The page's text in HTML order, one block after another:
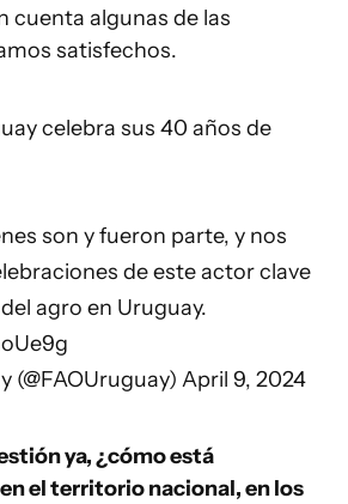
cuenta algunas de las
satisfechos.
celebra sus 40 años de
son y fueron parte, y nos
de este actor clave
agro en Uruguay.
(@FAOUruguay) April 9, 2024
ya, ¿cómo está
el territorio nacional, en los